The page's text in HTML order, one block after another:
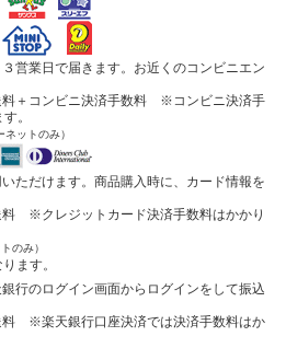
営業日で届きます。お近くのコンビニエン
＋コンビニ決済手数料 ※コンビニ決済手
。
ネットのみ）
ただけます。商品購入時に、カード情報を
※クレジットカード決済手数料はかかり
のみ）
ます。
行のログイン画面からログインをして振込
※楽天銀行口座決済では決済手数料はか